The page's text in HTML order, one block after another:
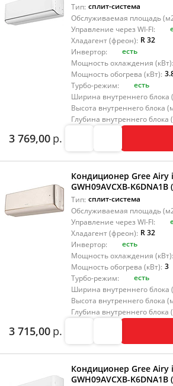
Тип: сплит-система
Обслуживаемая площадь
Управление через WI-FI:
Хладагент (фреон): R 32
Инвертор:
есть
Мощность охлаждения (кВт):
Мощность обогрева (кВт):
Турбо-режим:
есть
Ширина внутреннего блока
Высота внутреннего блока
Глубина внутреннего блока
3 769,00 р.
Кондиционер Gree Airy
GWH09AVCXB-
Тип: сплит-система
Обслуживаемая площадь
Управление через WI-FI:
Хладагент (фреон): R 32
Инвертор:
есть
Мощность охлаждения (кВт):
Мощность обогрева (кВт): 3
Турбо-режим:
есть
Ширина внутреннего блока
Высота внутреннего блока
Глубина внутреннего блока
3 715,00 р.
Кондиционер Gree Airy
GWH09AVCXB-